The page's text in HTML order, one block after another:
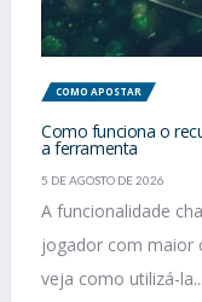
COMO APOSTAR
Como funciona o
a ferramenta
5 DE AGOSTO DE 2026
A funcionalidade
jogador com maior
veja como utilizá-